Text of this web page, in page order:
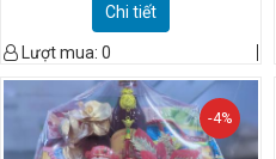
Chi tiết
Lượt mua: 0
-4%